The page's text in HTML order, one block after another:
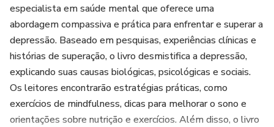
especialista em saúde mental que oferece uma
abordagem compassiva e prática para enfrentar e superar a
depressão. Baseado em pesquisas, experiências clínicas e
histórias de superação, o livro desmistifica a depressão,
explicando suas causas biológicas, psicológicas e sociais.
Os leitores encontrarão estratégias práticas, como
exercícios de mindfulness, dicas para melhorar o sono e
orientações sobre nutrição e exercícios. Além disso, o livro